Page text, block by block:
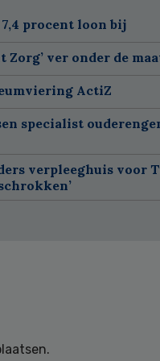
procent loon bij
ver onder de
ActiZ
specialist
verpleeghuis voor